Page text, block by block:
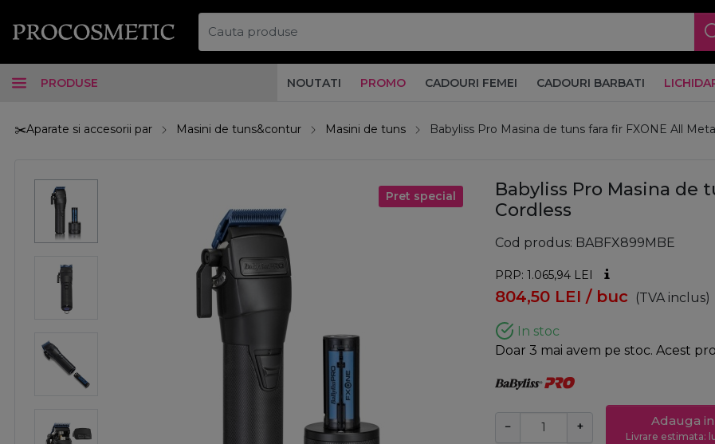
PRODUSE NOUTATI PROMO CADOURI FEMEI CADOURI BARBATI
✂️Aparate si accesorii par Masini de tuns&contur Masini de tuns Babyliss Pro Masina de tuns fara fir FXONE All
Pret special
Babyliss Pro Masina de
Cordless
Cod produs BABFX899MBE
PRP: 1.065,94 LEI
804,50 LEI / buc (TVA inclus)
In stoc
Doar 3 mai avem pe stoc. Acest
− + Adauga
Livrare estimata: